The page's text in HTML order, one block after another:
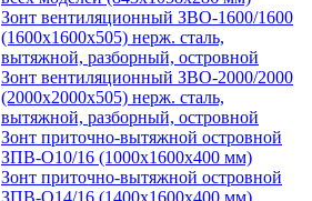
Зонт вентиляционный ЗВО-1600/1600
(1600х1600х505) нерж. сталь,
вытяжной, разборный, островной
Зонт вентиляционный ЗВО-2000/2000
(2000х2000х505) нерж. сталь,
вытяжной, разборный, островной
Зонт приточно-вытяжной островной
ЗПВ-О10/16 (1000х1600х400 мм)
Зонт приточно-вытяжной островной
ЗПВ-О14/16 (1400х1600х400 мм)